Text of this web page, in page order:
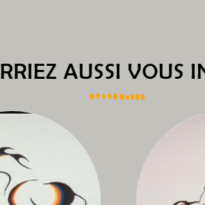
AUSSI VOUS